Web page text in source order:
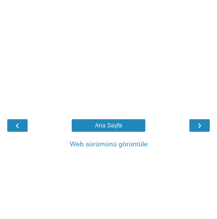
‹ ›
Ana Sayfa
Web sürümünü görüntüle